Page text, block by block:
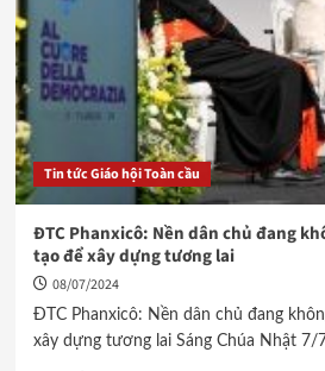
Tin tức Giáo hội Toàn cầu
ĐTC Phanxicô: Nền dân chủ đang
tạo để xây dựng tương lai
08/07/2024
ĐTC Phanxicô: Nền dân chủ đang
xây dựng tương lai Sáng Chúa Nhật 7/